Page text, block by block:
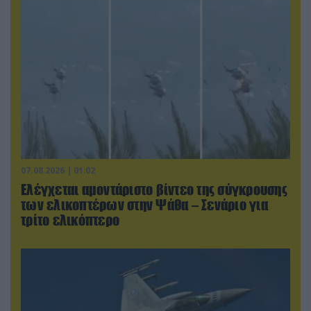
07.08.2026 | 01:02
Ελέγχεται αμοντάριστο βίντεο της σύγκρουσης
των ελικοπτέρων στην Ψάθα – Σενάριο για
τρίτο ελικόπτερο